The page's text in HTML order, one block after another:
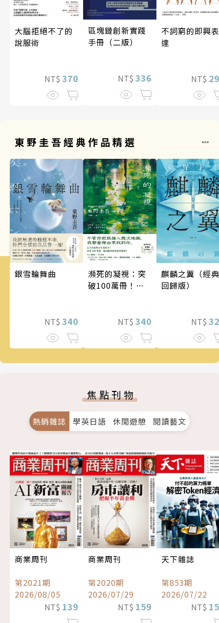
大腦拒絕不了的
說服術
NT$ 370
區塊鏈創新實踐
手冊（二版）
NT$ 336
不詞窮的即興表
達
NT$
東野圭吾經典作品精選
銀雪輪舞曲
NT$ 340
瀕死的凝視：突
破100萬冊！這
的情慾與驚悚！
NT$ 340
麒麟之翼（經典
回歸版）
NT$
焦點刊物
熱銷雜誌 學英日語 休閒遊憩 閱讀藝文
商業周刊
第2021期
2026/08/05
NT$ 139
商業周刊
第2020期
2026/07/29
NT$ 159
天下雜誌
第853期
2026/07/22
NT$